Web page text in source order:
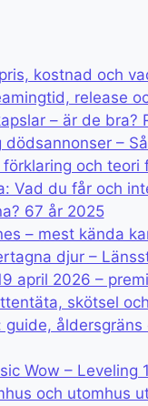
kostnad och
release
– är de bra?
–
förklaring och teori
Vad du får och
67 år 2025
– mest kända
djur –
april 2026 –
skötsel
guide, åldersgräns
Wow – Leveling
och utomhus